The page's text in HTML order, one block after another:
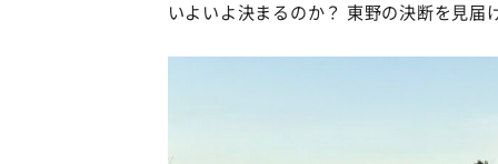
いよいよ決まるのか？ 東野の決断を見届